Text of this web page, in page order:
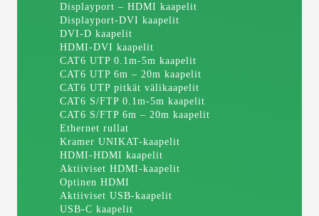
Displayport – HDMI kaapelit
Displayport-DVI kaapelit
DVI-D kaapelit
HDMI-DVI kaapelit
CAT6 UTP 0.1m-5m kaapelit
CAT6 UTP 6m – 20m kaapelit
CAT6 UTP pitkät välikaapelit
CAT6 S/FTP 0.1m-5m kaapelit
CAT6 S/FTP 6m – 20m kaapelit
Ethernet rullat
Kramer UNIKAT-kaapelit
HDMI-HDMI kaapelit
Aktiiviset HDMI-kaapelit
Optinen HDMI
Aktiiviset USB-kaapelit
USB-C kaapelit